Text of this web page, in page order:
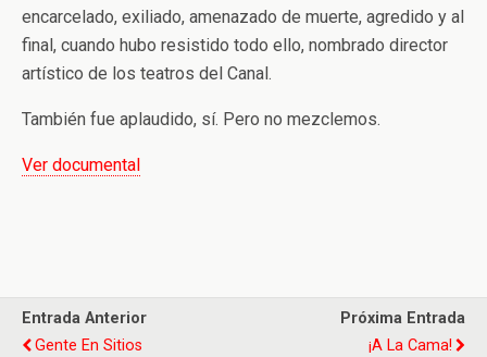
encarcelado, exiliado, amenazado de muerte, agredido y al
final, cuando hubo resistido todo ello, nombrado director
artístico de los teatros del Canal.
También fue aplaudido, sí. Pero no mezclemos.
Ver documental
Entrada Anterior
Gente En Sitios
Próxima Entrada
¡A La Cama!